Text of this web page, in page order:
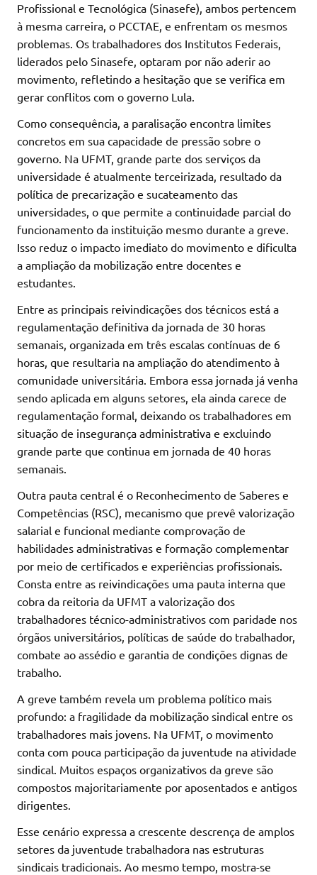
Profissional e Tecnológica (Sinasefe), ambos pertencem
à mesma carreira, o PCCTAE, e enfrentam os mesmos
problemas. Os trabalhadores dos Institutos Federais,
liderados pelo Sinasefe, optaram por não aderir ao
movimento, refletindo a hesitação que se verifica em
gerar conflitos com o governo Lula.
Como consequência, a paralisação encontra limites
concretos em sua capacidade de pressão sobre o
governo. Na UFMT, grande parte dos serviços da
universidade é atualmente terceirizada, resultado da
política de precarização e sucateamento das
universidades, o que permite a continuidade parcial do
funcionamento da instituição mesmo durante a greve.
Isso reduz o impacto imediato do movimento e dificulta
a ampliação da mobilização entre docentes e
estudantes.
Entre as principais reivindicações dos técnicos está a
regulamentação definitiva da jornada de 30 horas
semanais, organizada em três escalas contínuas de 6
horas, que resultaria na ampliação do atendimento à
comunidade universitária. Embora essa jornada já venha
sendo aplicada em alguns setores, ela ainda carece de
regulamentação formal, deixando os trabalhadores em
situação de insegurança administrativa e excluindo
grande parte que continua em jornada de 40 horas
semanais.
Outra pauta central é o Reconhecimento de Saberes e
Competências (RSC), mecanismo que prevê valorização
salarial e funcional mediante comprovação de
habilidades administrativas e formação complementar
por meio de certificados e experiências profissionais.
Consta entre as reivindicações uma pauta interna que
cobra da reitoria da UFMT a valorização dos
trabalhadores técnico-administrativos com paridade nos
órgãos universitários, políticas de saúde do trabalhador,
combate ao assédio e garantia de condições dignas de
trabalho.
A greve também revela um problema político mais
profundo: a fragilidade da mobilização sindical entre os
trabalhadores mais jovens. Na UFMT, o movimento
conta com pouca participação da juventude na atividade
sindical. Muitos espaços organizativos da greve são
compostos majoritariamente por aposentados e antigos
dirigentes.
Esse cenário expressa a crescente descrença de amplos
setores da juventude trabalhadora nas estruturas
sindicais tradicionais. Ao mesmo tempo, mostra-se